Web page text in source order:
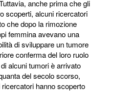
anche prima che gli
scoperti, alcuni ricercatori
che dopo la rimozione
femmina avevano una
di sviluppare un tumore
conferma del loro ruolo
alcuni tumori è arrivato
del secolo scorso,
hanno scoperto